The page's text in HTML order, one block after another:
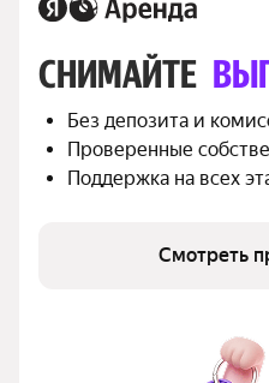
СНИМАЙТЕ
Без депозита и
Проверенные
Поддержка на всех
Смотреть